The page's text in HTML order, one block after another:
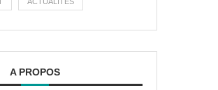
A PROPOS